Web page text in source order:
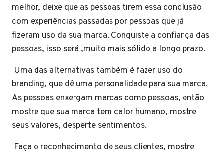
melhor, deixe que as pessoas tirem essa conclusão
com experiências passadas por pessoas que já
fizeram uso da sua marca. Conquiste a confiança das
pessoas, isso será ,muito mais sólido a longo prazo.
Uma das alternativas também é fazer uso do
branding, que dê uma personalidade para sua marca.
As pessoas enxergam marcas como pessoas, então
mostre que sua marca tem calor humano, mostre
seus valores, desperte sentimentos.
Faça o reconhecimento de seus clientes, mostre